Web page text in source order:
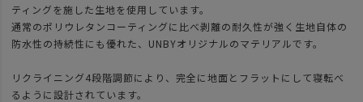
ティングを施した生地を使用しています。
通常のポリウレタンコーティングに比べ剥離の耐久性が強く生地自体の
防水性の持続性にも優れた、UNBYオリジナルのマテリアルです。
リクライニング4段階調節により、完全に地面とフラットにして寝転べ
るように設計されています。